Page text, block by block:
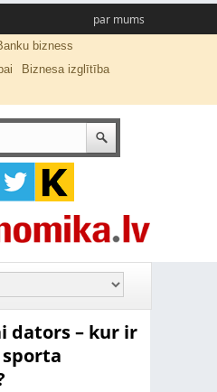
par mums
bizness
Biznesa izglītība
dators – kur ir